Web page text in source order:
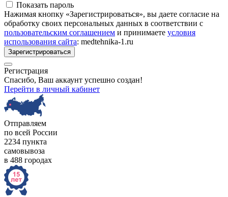
Показать пароль
Нажимая кнопку «Зарегистрироваться», вы даете согласие на
обработку своих персональных данных в соответствии с
пользовательским соглашением и принимаете условия
использования сайта: medtehnika-1.ru
Зарегистрироваться
Регистрация
Спасибо, Ваш аккаунт успешно создан!
Перейти в личный кабинет
Отправляем
по всей России
2234 пункта
самовывоза
в 488 городах